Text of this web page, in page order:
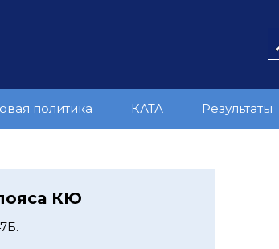
политика КАТА Результаты
КЮ